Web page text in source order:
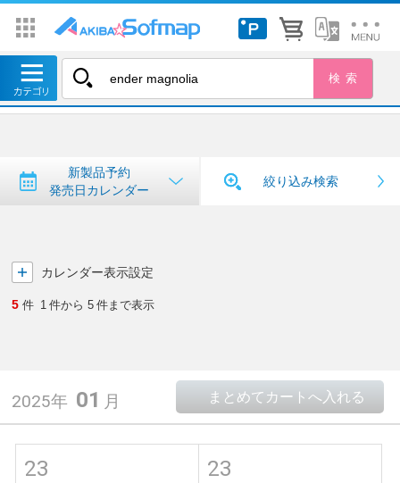
トップ ＞ 新製品予約・発売日カレンダー
新製品予約・発売日カレンダー
新製品予約
発売日カレンダー
絞り込み検索
カレンダー表示設定
5 件 1 件から 5 件まで表示
2025年 01 月
23 23